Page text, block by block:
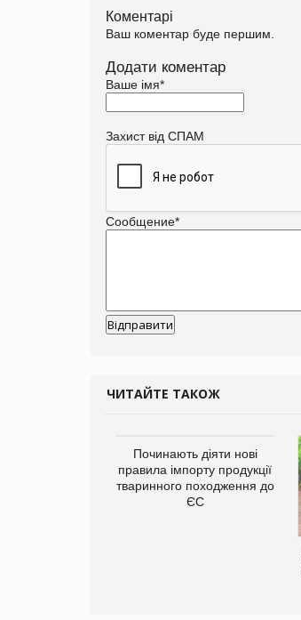
Коментарі
Ваш коментар буде першим.
Додати коментар
Ваше імя*
Захист від СПАМ
Сообщение*
ЧИТАЙТЕ ТАКОЖ
Починають діяти нові
правила імпорту продукції
тваринного походження до
ЄС